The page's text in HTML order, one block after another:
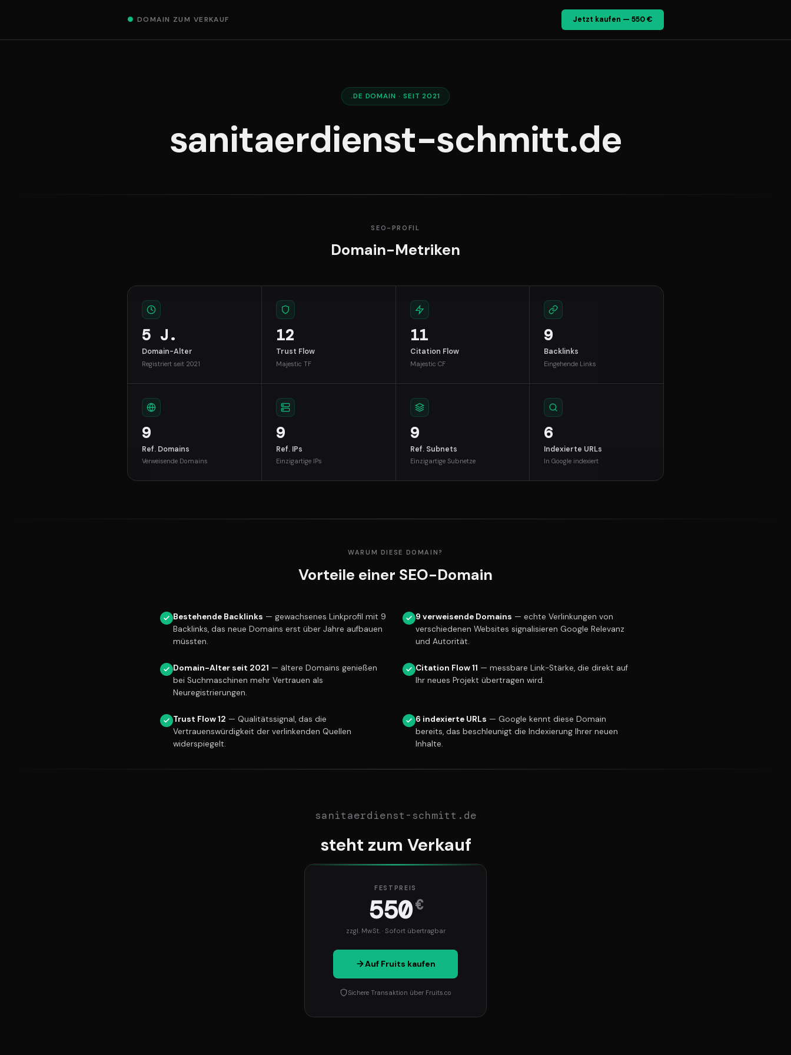
● DOMAIN ZUM VERKAUF Jetzt kaufen — 550 €
.DE DOMAIN · SEIT 2021
sanitaerdienst-schmitt.de
SEO-PROFIL
Domain-Metriken
5 J.
Domain-Alter
Registriert seit 2021
12
Trust Flow
Majestic TF
11
Citation Flow
Majestic CF
9
Backlinks
Eingehende Links
9
Ref. Domains
Verweisende Domains
9
Ref. IPs
Einzigartige IPs
9
Ref. Subnets
Einzigartige Subnetze
6
Indexierte URLs
In Google indexiert
WARUM DIESE DOMAIN?
Vorteile einer SEO-Domain
Bestehende Backlinks — gewachsenes Linkprofil mit 9
Backlinks, das neue Domains erst über Jahre aufbauen
müssten.
9 verweisende Domains — echte Verlinkungen von
verschiedenen Websites signalisieren Google Relevanz
und Autorität.
Domain-Alter seit 2021 — ältere Domains genießen
bei Suchmaschinen mehr Vertrauen als
Neuregistrierungen.
Citation Flow 11 — messbare Link-Stärke, die direkt auf
Ihr neues Projekt übertragen wird.
Trust Flow 12 — Qualitätssignal, das die
Vertrauenswürdigkeit der verlinkenden Quellen
widerspiegelt.
6 indexierte URLs — Google kennt diese Domain
bereits, das beschleunigt die Indexierung Ihrer neuen
Inhalte.
sanitaerdienst-schmitt.de
steht zum Verkauf
FESTPREIS
550€
zzgl. MwSt. · Sofort übertragbar
Auf Fruits kaufen
Sichere Transaktion über Fruits.co